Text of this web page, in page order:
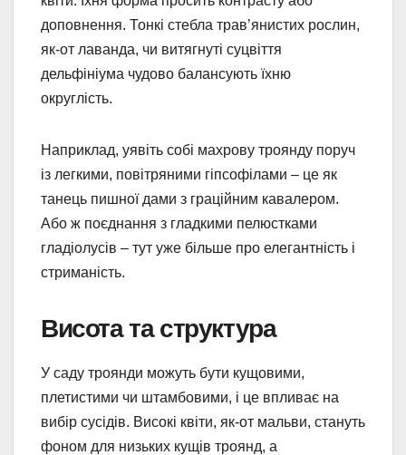
доповнення. Тонкі стебла трав’янистих рослин,
як-от лаванда, чи витягнуті суцвіття
дельфініума чудово балансують їхню
округлість.
Наприклад, уявіть собі махрову троянду поруч
із легкими, повітряними гіпсофілами – це як
танець пишної дами з граційним кавалером.
Або ж поєднання з гладкими пелюстками
гладіолусів – тут уже більше про елегантність і
стриманість.
Висота та структура
У саду троянди можуть бути кущовими,
плетистими чи штамбовими, і це впливає на
вибір сусідів. Високі квіти, як-от мальви, стануть
фоном для низьких кущів троянд, а